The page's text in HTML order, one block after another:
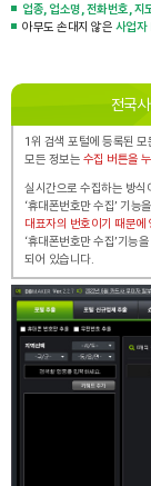
업종, 업소명, 전화번호, 지
아무도 손대지 않은 사업자
전국
1위 검색 포털에 등록된
모든 정보는 수집 버튼을
실시간으로 수집하는 방식
‘휴대폰번호만 수집’ 기능
대표자의 번호이기 때문에
‘휴대폰번호만 수집’기능
되어 있습니다.